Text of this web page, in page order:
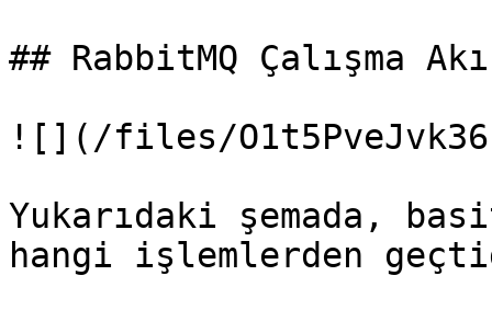
## RabbitMQ Çalışma
![](/files/
Yukarıdaki şemada,
hangi işlemlerden